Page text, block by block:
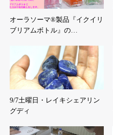
オーラソーマ®製品『イクイリ
ブリアムボトル』の…
9/7土曜日・レイキシェアリン
グディ